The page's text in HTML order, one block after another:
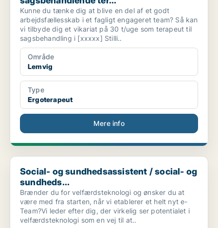
Kunne du tænke dig at blive en del af et godt
arbejdsfællesskab i et fagligt engageret team? Så kan
vi tilbyde dig et vikariat på 30 t/uge som terapeut til
sagsbehandling i [xxxxx] Stilli..
Område
Lemvig
Type
Ergoterapeut
Mere info
Social- og sundhedsassistent / social- og sundheds...
Social- og sundhedsassistent / social- og
sundheds...
Brænder du for velfærdsteknologi og ønsker du at
være med fra starten, når vi etablerer et helt nyt e-
Team?Vi leder efter dig, der virkelig ser potentialet i
velfærdsteknologi som en vej til at..